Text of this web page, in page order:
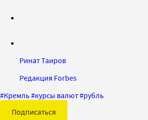
Ринат Таиров
Редакция Forbes
#Кремль#курсы валют#рубль
Подписаться